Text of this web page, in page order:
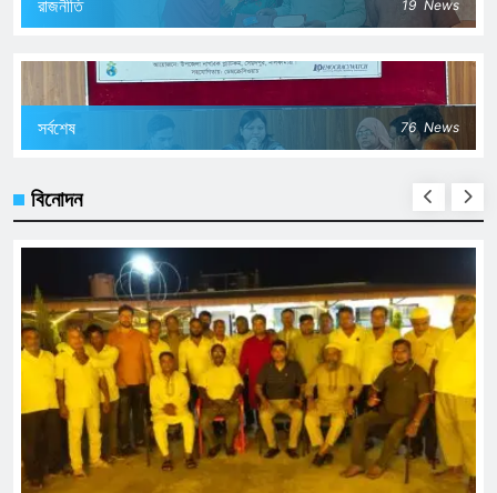
রাজনীতি 19 News
সর্বশেষ 76 News
বিনোদন